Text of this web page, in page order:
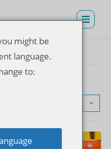
might be
language.
to: